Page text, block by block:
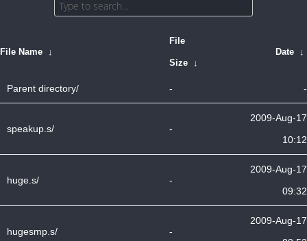
File Name ↓
File
Size ↓
Date ↓
Parent directory/ - -
speakup.s/ -
2009-Aug-17
10:12
huge.s/ -
2009-Aug-17
09:32
hugesmp.s/ -
2009-Aug-17